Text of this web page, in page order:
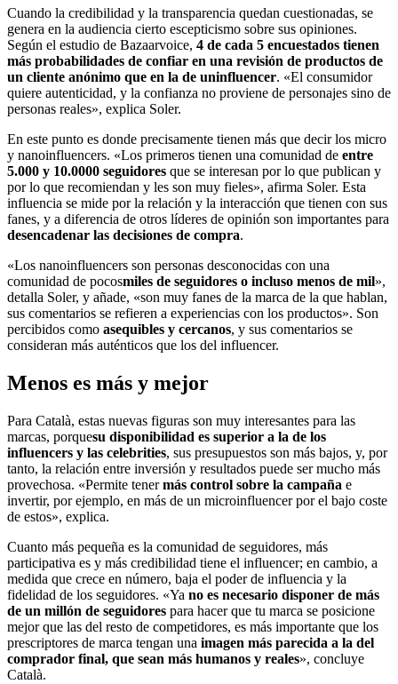
Cuando la credibilidad y la transparencia quedan cuestionadas, se
genera en la audiencia cierto escepticismo sobre sus opiniones.
Según el estudio de Bazaarvoice, 4 de cada 5 encuestados tienen
más probabilidades de confiar en una revisión de productos de
un cliente anónimo que en la de uninfluencer. «El consumidor
quiere autenticidad, y la confianza no proviene de personajes sino de
personas reales», explica Soler.
En este punto es donde precisamente tienen más que decir los micro
y nanoinfluencers. «Los primeros tienen una comunidad de entre
5.000 y 10.0000 seguidores que se interesan por lo que publican y
por lo que recomiendan y les son muy fieles», afirma Soler. Esta
influencia se mide por la relación y la interacción que tienen con sus
fanes, y a diferencia de otros líderes de opinión son importantes para
desencadenar las decisiones de compra.
«Los nanoinfluencers son personas desconocidas con una
comunidad de pocosmiles de seguidores o incluso menos de mil»,
detalla Soler, y añade, «son muy fanes de la marca de la que hablan,
sus comentarios se refieren a experiencias con los productos». Son
percibidos como asequibles y cercanos, y sus comentarios se
consideran más auténticos que los del influencer.
Menos es más y mejor
Para Català, estas nuevas figuras son muy interesantes para las
marcas, porquesu disponibilidad es superior a la de los
influencers y las celebrities, sus presupuestos son más bajos, y, por
tanto, la relación entre inversión y resultados puede ser mucho más
provechosa. «Permite tenermás control sobre la campaña e
invertir, por ejemplo, en más de un microinfluencer por el bajo coste
de estos», explica.
Cuanto más pequeña es la comunidad de seguidores, más
participativa es y más credibilidad tiene el influencer; en cambio, a
medida que crece en número, baja el poder de influencia y la
fidelidad de los seguidores. «Ya no es necesario disponer de más
de un millón de seguidores para hacer que tu marca se posicione
mejor que las del resto de competidores, es más importante que los
prescriptores de marca tengan una imagen más parecida a la del
comprador final, que sean más humanos y reales», concluye
Català.